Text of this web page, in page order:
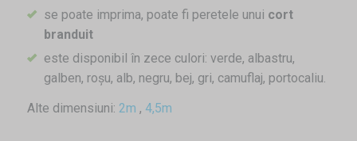
se poate imprima, poate fi peretele unui cort
branduit
este disponibil în zece culori: verde, albastru,
galben, roșu, alb, negru, bej, gri, camuflaj, portocaliu.
Alte dimensiuni: 2m , 4,5m